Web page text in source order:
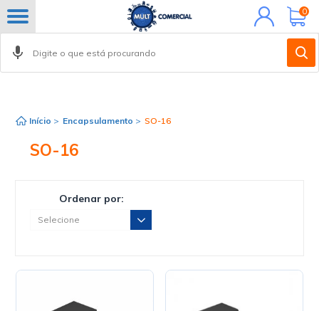
Minha
conta
0
Início > Encapsulamento > SO-16
SO-16
Ordenar por: